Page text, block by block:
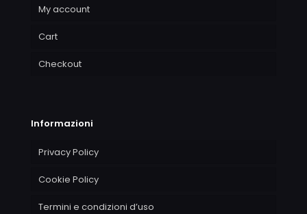
My account
Cart
Checkout
Informazioni
Privacy Policy
Cookie Policy
Termini e condizioni d’uso